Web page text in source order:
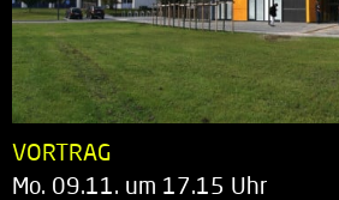
VORTRAG
Mo. 09.11. um 17.15 Uhr